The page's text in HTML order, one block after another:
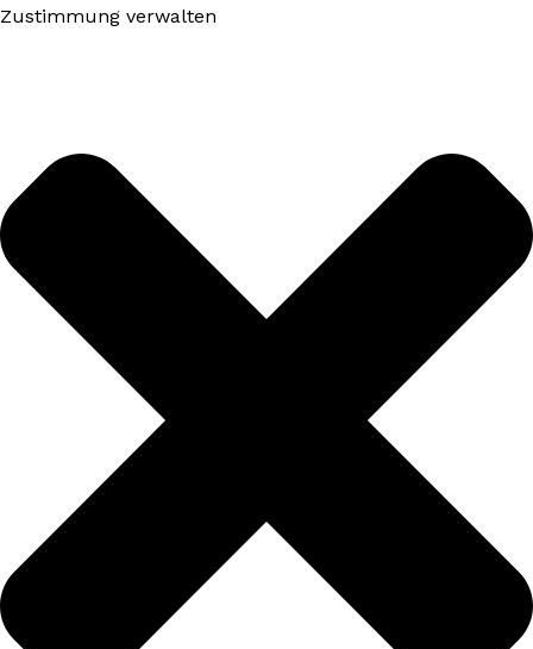
Zustimmung verwalten